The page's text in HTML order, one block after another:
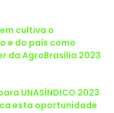
cultiva o
e do país como
da AgroBrasília 2023
UNASÍNDICO 2023
esta oportunidade